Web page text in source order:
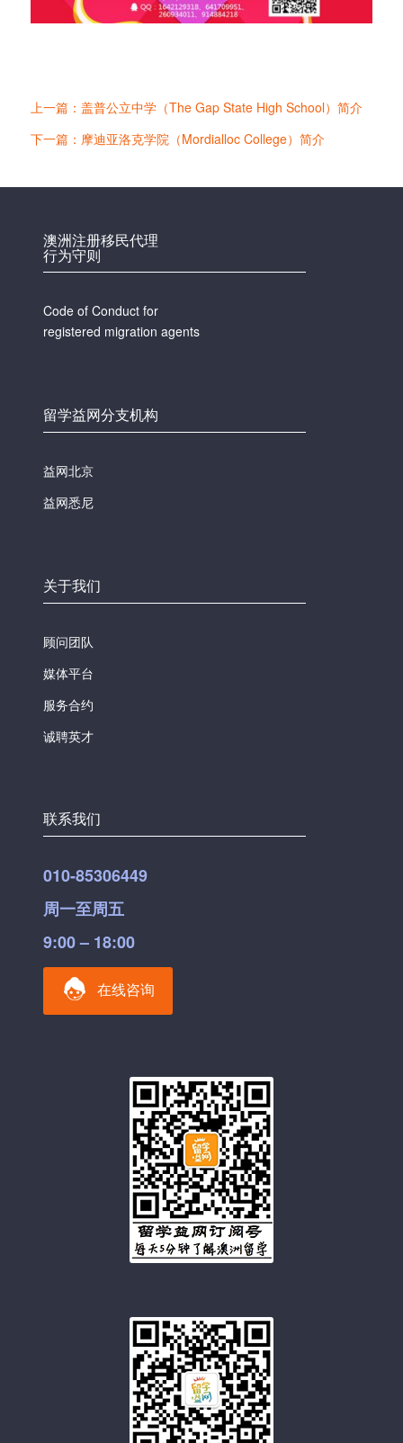
上一篇：盖普公立中学（The Gap State High School）简介
下一篇：摩迪亚洛克学院（Mordialloc College）简介
澳洲注册移民代理
行为守则
Code of Conduct for
registered migration agents
留学益网分支机构
益网北京
益网悉尼
关于我们
顾问团队
媒体平台
服务合约
诚聘英才
联系我们
010-85306449
周一至周五
9:00 – 18:00
在线咨询